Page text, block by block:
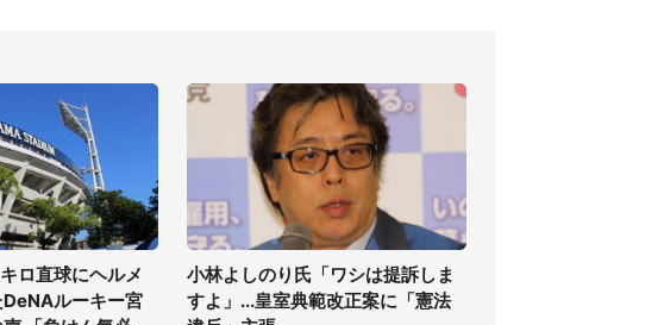
ロ直球にヘルメ
ルーキー宮
小林よしのり氏「ワシは提訴しま
すよ」...皇室典範改正案に「憲法